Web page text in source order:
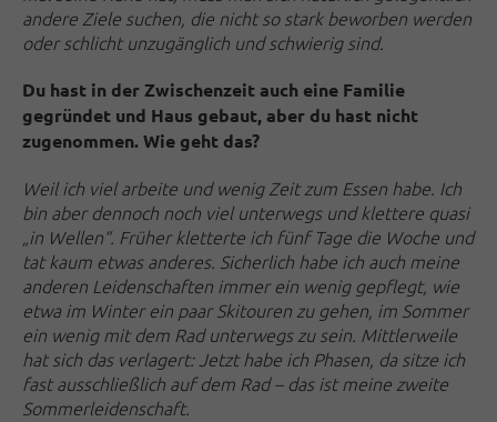
andere Ziele suchen, die nicht so stark beworben werden
oder schlicht unzugänglich und schwierig sind.
Du hast in der Zwischenzeit auch eine Familie
gegründet und Haus gebaut, aber du hast nicht
zugenommen. Wie geht das?
Weil ich viel arbeite und wenig Zeit zum Essen habe. Ich
bin aber dennoch noch viel unterwegs und klettere quasi
„in Wellen“. Früher kletterte ich fünf Tage die Woche und
tat kaum etwas anderes. Sicherlich habe ich auch meine
anderen Leidenschaften immer ein wenig gepflegt, wie
etwa im Winter ein paar Skitouren zu gehen, im Sommer
ein wenig mit dem Rad unterwegs zu sein. Mittlerweile
hat sich das verlagert: Jetzt habe ich Phasen, da sitze ich
fast ausschließlich auf dem Rad – das ist meine zweite
Sommerleidenschaft.